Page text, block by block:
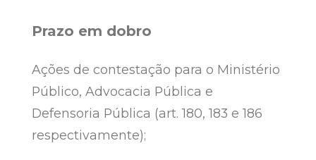
Prazo em dobro
Ações de contestação para o Ministério
Público, Advocacia Pública e
Defensoria Pública (art. 180, 183 e 186
respectivamente);